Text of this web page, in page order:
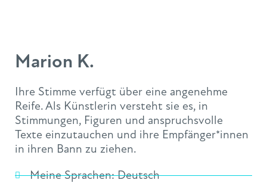
Marion K.
Ihre Stimme verfügt über eine angenehme
Reife. Als Künstlerin versteht sie es, in
Stimmungen, Figuren und anspruchsvolle
Texte einzutauchen und ihre Empfänger*innen
in ihren Bann zu ziehen.
Meine Sprachen:Deutsch